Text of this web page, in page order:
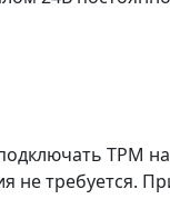
ТРМ
не требуется.